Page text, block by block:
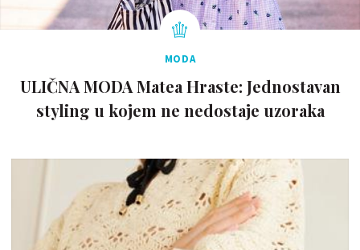
MODA
ULIČNA MODA Matea Hraste: Jednostavan
styling u kojem ne nedostaje uzoraka